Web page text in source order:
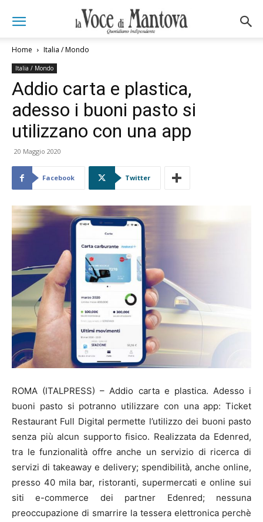
Home Italia / Mondo
Italia / Mondo
Addio carta e plastica,
adesso i buoni pasto si
utilizzano con una app
20 Maggio 2020
Facebook Twitter
ROMA (ITALPRESS) – Addio carta e plastica. Adesso i
buoni pasto si potranno utilizzare con una app: Ticket
Restaurant Full Digital permette l’utilizzo dei buoni pasto
senza più alcun supporto fisico. Realizzata da Edenred,
tra le funzionalità offre anche un servizio di ricerca di
servizi di takeaway e delivery; spendibilità, anche online,
presso 40 mila bar, ristoranti, supermercati e online sui
siti e-commerce dei partner Edenred; nessuna
preoccupazione di smarrire la tessera elettronica perchè